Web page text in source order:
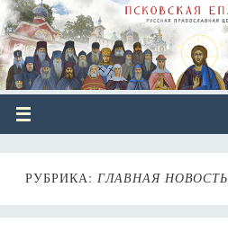
РУБРИКА: ГЛАВНАЯ НОВОСТЬ